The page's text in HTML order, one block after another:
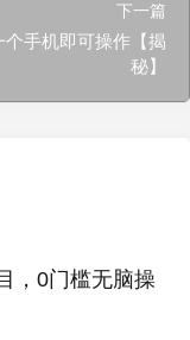
下一篇
手机即可操作【揭
秘】
，0门槛无脑操